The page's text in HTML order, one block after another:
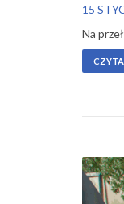
15
Na